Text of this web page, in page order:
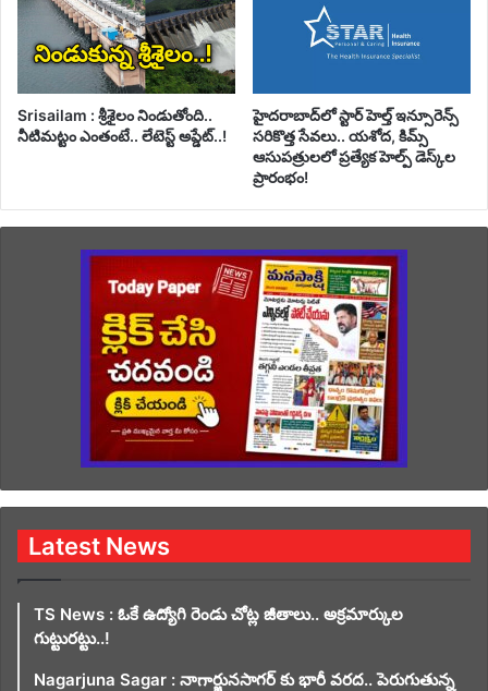
Srisailam : శ్రీశైలం నిండుతోంది..
నీటిమట్టం ఎంతంటే.. లేటెస్ట్ అప్డేట్..!
హైదరాబాద్‌లో స్టార్ హెల్త్ ఇన్సూరెన్స్
సరికొత్త సేవలు.. యశోద, కిమ్స్
ఆసుపత్రులలో ప్రత్యేక హెల్ప్ డెస్క్‌ల
ప్రారంభం!
Latest News
TS News : ఓకే ఉద్యోగి రెండు చోట్ల జీతాలు.. అక్రమార్కుల
గుట్టురట్టు..!
Nagarjuna Sagar : నాగార్జునసాగర్ కు భారీ వరద.. పెరుగుతున్న